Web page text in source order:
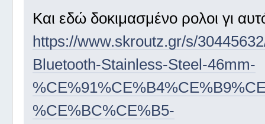
Και εδώ δοκιμασμένο ρολοι γι
https://www.skroutz.gr/s/
Bluetooth-Stainless-Steel-46mm-
%CE%BC%CE%B5-